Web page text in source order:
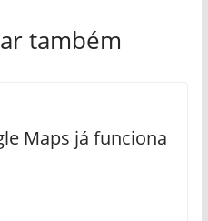
também
Maps já funciona